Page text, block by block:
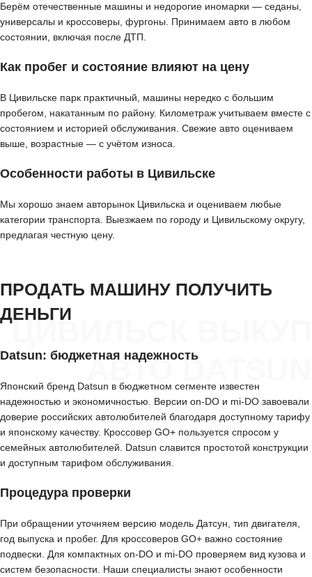
Берём отечественные машины и недорогие иномарки — седаны,
универсалы и кроссоверы, фургоны. Принимаем авто в любом
состоянии, включая после ДТП.
Как пробег и состояние влияют на цену
В Цивильске парк практичный, машины нередко с большим
пробегом, накатанным по району. Километраж учитываем вместе с
состоянием и историей обслуживания. Свежие авто оцениваем
выше, возрастные — с учётом износа.
Особенности работы в Цивильске
Мы хорошо знаем авторынок Цивильска и оцениваем любые
категории транспорта. Выезжаем по городу и Цивильскому округу,
предлагая честную цену.
ЦИВИЛЬСК ВЫКУП
АВТО DATSUN
ПРОДАТЬ МАШИНУ ПОЛУЧИТЬ
ДЕНЬГИ
Datsun: бюджетная надежность
Японский бренд Datsun в бюджетном сегменте известен
надежностью и экономичностью. Версии on-DO и mi-DO завоевали
доверие российских автолюбителей благодаря доступному тарифу
и японскому качеству. Кроссовер GO+ пользуется спросом у
семейных автолюбителей. Datsun славится простотой конструкции
и доступным тарифом обслуживания.
Процедура проверки
При обращении уточняем версию модель Датсун, тип двигателя,
год выпуска и пробег. Для кроссоверов GO+ важно состояние
подвески. Для компактных on-DO и mi-DO проверяем вид кузова и
систем безопасности. Наши специалисты знают особенности